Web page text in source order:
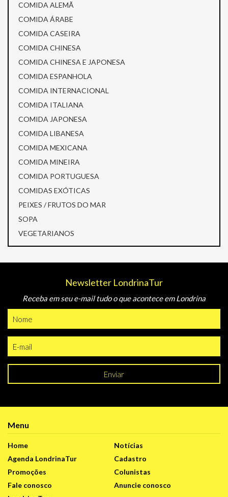
COMIDA ALEMÃ
COMIDA ÁRABE
COMIDA CASEIRA
COMIDA CHINESA
COMIDA CHINESA E JAPONESA
COMIDA ESPANHOLA
COMIDA INTERNACIONAL
COMIDA ITALIANA
COMIDA JAPONESA
COMIDA LIBANESA
COMIDA MEXICANA
COMIDA MINEIRA
COMIDA PORTUGUESA
COMIDAS EXÓTICAS
PEIXES / FRUTOS DO MAR
SOPA
VEGETARIANOS
Newsletter LondrinaTur
Receba em seu e-mail tudo o que acontece em Londrina
Enviar
Menu
Home
Notícias
Agenda LondrinaTur
Cadastro
Promoções
Colunistas
Fale conosco
Anuncie conosco